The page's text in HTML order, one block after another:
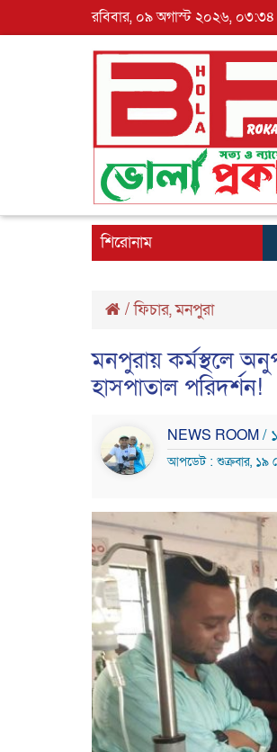
রবিবার, ০৯ অগাস্ট ২০২৬, ০৩:৩৪
শিরোনাম
/ফিচার,মনপুরা
মনপুরায় কর্মস্থলে
হাসপাতাল পরিদর্শন!
NEWS ROOM/
আপডেট : শুক্রবার, ১৯